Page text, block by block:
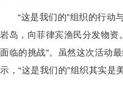
“这是我们的”组织的行动
岩岛，向菲律宾渔民分发物资
面临的挑战”。虽然这次活动
示，“这是我们的”组织其实是